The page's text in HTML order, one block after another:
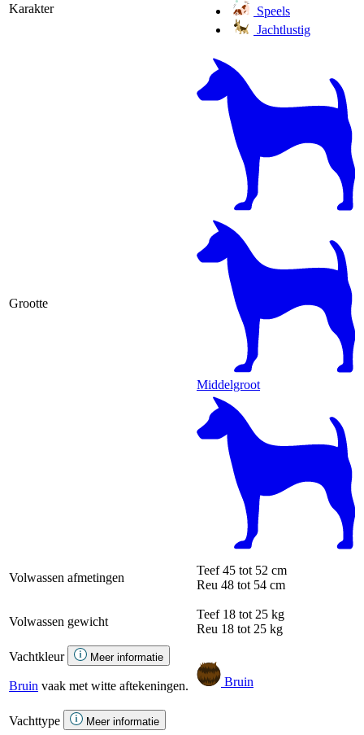
Karakter
Speels
Jachtlustig
Grootte
Middelgroot
Volwassen afmetingen
Teef 45 tot 52 cm
Reu 48 tot 54 cm
Volwassen gewicht
Teef 18 tot 25 kg
Reu 18 tot 25 kg
Vachtkleur
Meer informatie
Bruin vaak met witte aftekeningen. Bruin
Vachttype Meer informatie